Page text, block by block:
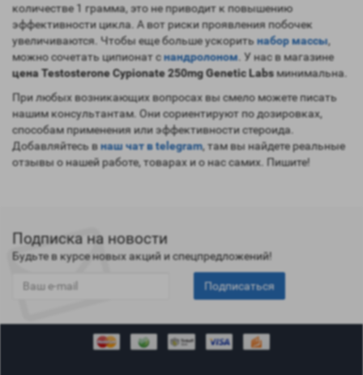
количестве 1 грамма, это не приводит к повышению
эффективности цикла. А вот риски проявления побочек
увеличиваются. Чтобы еще больше ускоритьнабор массы,
можно сочетать ципионат снандролоном . У нас в магазине
цена Testosterone Cypionate 250mg Genetic Labsминимальна.
При любых возникающих вопросах вы смело можете писать
нашим консультантам. Они сориентируют по дозировках,
способам применения или эффективности стероида.
Добавляйтесь внаш чат в telegram, там вы найдете реальные
отзывы о нашей работе, товарах и о нас самих. Пишите!
Подписка на новости
Будьте в курсе новых акций и спецпредложений!
Подписаться